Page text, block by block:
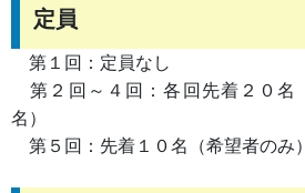
定員
第１回：定員なし
第２回～４回：各回先着２０名
名）
第５回：先着１０名（希望者のみ）